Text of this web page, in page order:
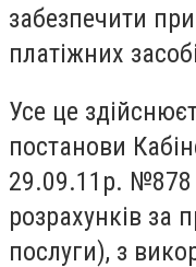
забезпечити
платіжних
Усе це
постанови
29.09.11р. №878
розрахунків за
послуги), з